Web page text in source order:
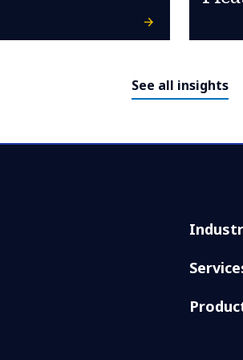
See all insights